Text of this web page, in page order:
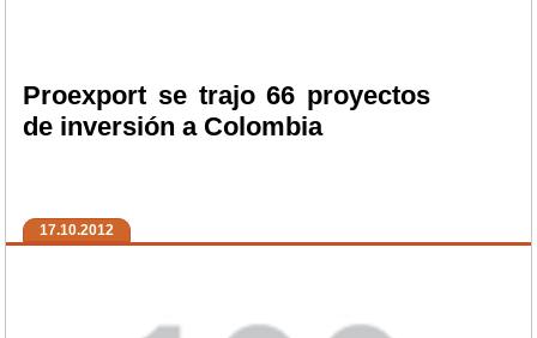
Proexport se trajo 66 proyectos
de inversión a Colombia
17.10.2012